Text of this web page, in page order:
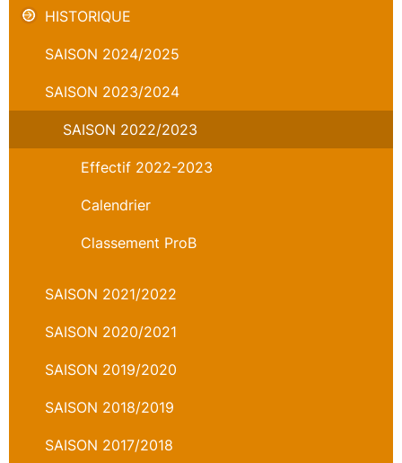
HISTORIQUE
SAISON 2024/2025
SAISON 2023/2024
SAISON 2022/2023
Effectif 2022-2023
Calendrier
Classement ProB
SAISON 2021/2022
SAISON 2020/2021
SAISON 2019/2020
SAISON 2018/2019
SAISON 2017/2018